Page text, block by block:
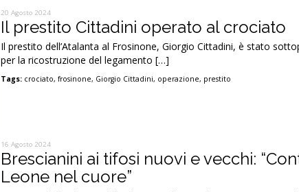
20 Agosto 2024
Il prestito Cittadini operato al crociato
Il prestito dell’Atalanta al Frosinone, Giorgio Cittadini, è stato
per la ricostruzione del legamento […]
Tags: crociato,frosinone, Giorgio Cittadini, operazione, prestito
16 Agosto 2024
Brescianini ai tifosi nuovi e vecchi:
Leone nel cuore”